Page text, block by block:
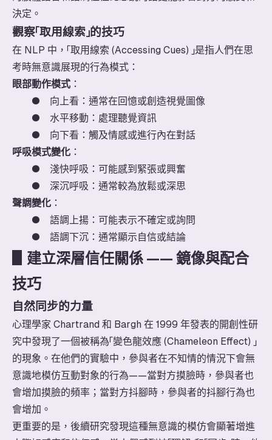
決定。
觀察「取用線索」的技巧
在 NLP 中，「取用線索 (Accessing Cues) 」是指人們在思
考時無意識展現的行為模式：
眼部動作模式 ：
●
向上看：通常在回憶或創造視覺圖像
●
水平移動：處理聽覺資訊
●
向下看：觸及情感或進行內在對話
呼吸模式變化 ：
●
淺快呼吸：可能感到緊張或興奮
●
深沉呼吸：通常較為放鬆或深思
聲調變化 ：
●
語調上揚：可能表示不確定或詢問
●
語調下沉：通常顯示自信或結論
建立深層信任關係 —— 鏡像與配合
技巧
自然同步的力量
心理學家 Chartrand 和 Bargh 在 1999 年發表的開創性研
究中發現了一個被稱為「變色龍效應 (Chameleon Effect) 」
的現象。在他們的實驗中，參與者在不知情的情況下會無
意識地模仿互動對象的行為——當對方摸臉時，參與者也
會增加摸臉的頻率；當對方抖腳時，參與者的抖腳行為也
會增加。
更重要的是，後續研究發現這種無意識的模仿會顯著增進